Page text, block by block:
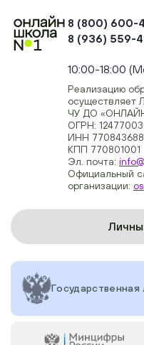
8 (800) 600-
8 (936) 559-
10:00-18:00
Реализацию
осуществляет
ЧУ ДО
ОГРН:
ИНН
КПП 770801001
Эл. почта:
Официальный
организации:
Государственная